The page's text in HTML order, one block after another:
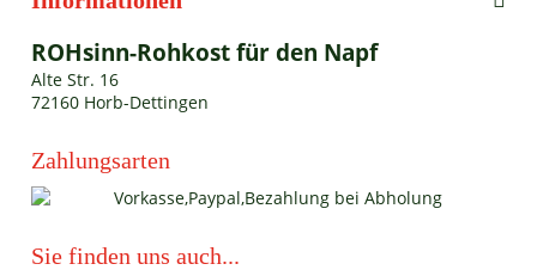
ROHsinn-Rohkost für den Napf
Alte Str. 16
72160 Horb-Dettingen
Zahlungsarten
Sie finden uns auch...